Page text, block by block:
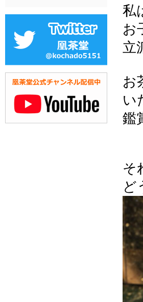
私
お
立
お
い
鑑
そ
ど